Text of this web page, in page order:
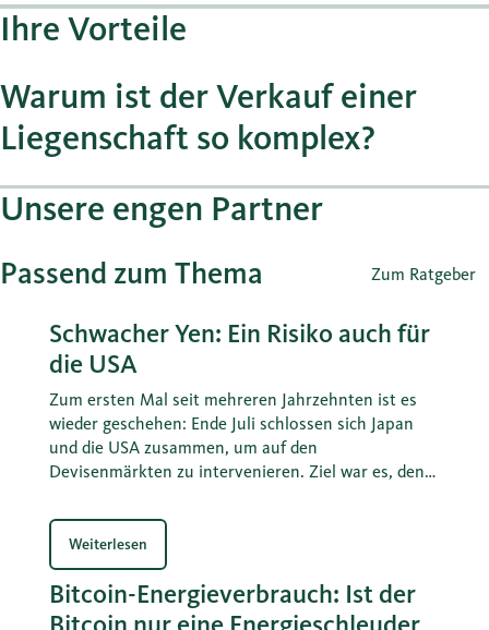
Ihre Vorteile
Warum ist der Verkauf einer
Liegenschaft so komplex?
Unsere engen Partner
Passend zum Thema Zum Ratgeber
Schwacher Yen: Ein Risiko auch für
die USA
Zum ersten Mal seit mehreren Jahrzehnten ist es
wieder geschehen: Ende Juli schlossen sich Japan
und die USA zusammen, um auf den
Devisenmärkten zu intervenieren. Ziel war es, den
Diese Massnahme lag auch im Eigeninteresse des
US-Finanzministeriums von Scott Bessent. Daraus
können auch Lehren für die Schweiz gezogen
werden.
Weiterlesen
Bitcoin-Energieverbrauch: Ist der